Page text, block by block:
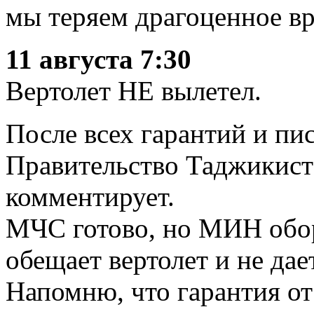
мы теряем драгоценное
11 августа 7:30
Вертолет НЕ вылетел.
После всех гарантий и
Правительство
комментирует.
МЧС готово, но МИН
обещает вертолет и не
Напомню, что гарантия